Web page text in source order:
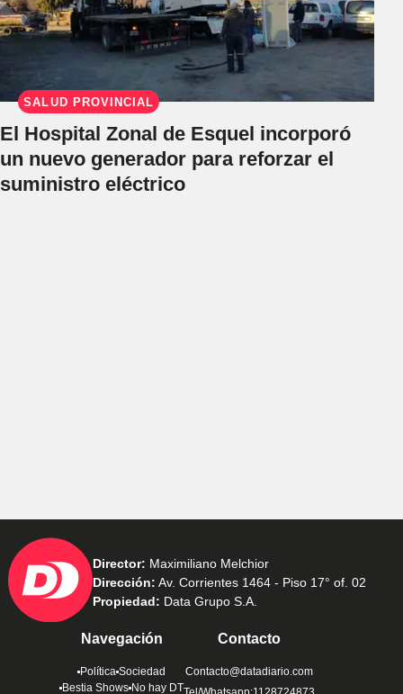
SALUD PROVINCIAL
El Hospital Zonal de Esquel incorporó
un nuevo generador para reforzar el
suministro eléctrico
Director: Maximiliano Melchior
Dirección: Av. Corrientes 1464 - Piso 17° of. 02
Propiedad: Data Grupo S.A.
Navegación
Política Sociedad
Bestia Shows No hay DT
Contacto
Contacto@datadiario.com